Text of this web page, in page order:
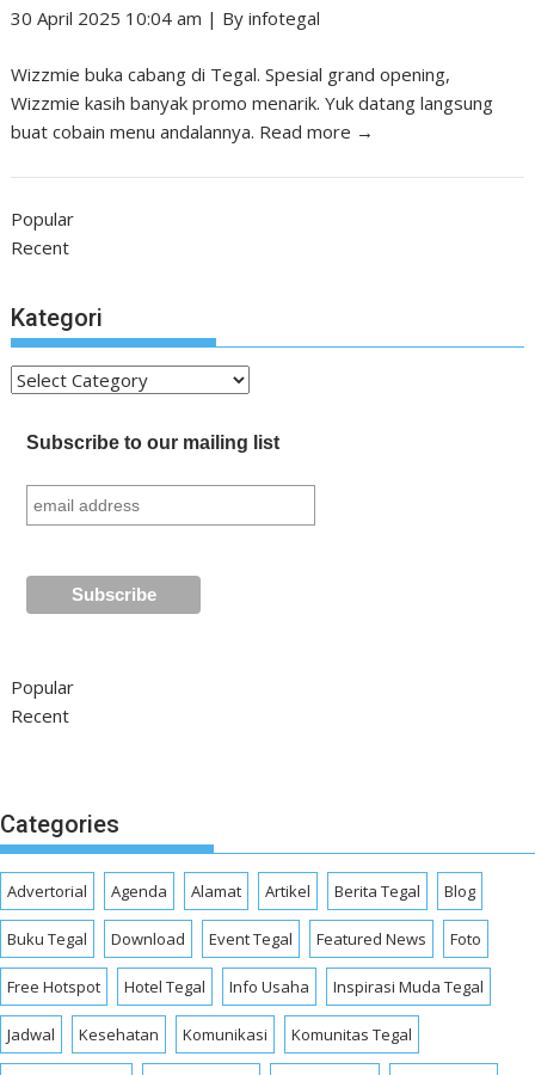
30 April 2025 10:04 am | Byinfotegal
Wizzmie buka cabang di Tegal. Spesial grand opening,
Wizzmie kasih banyak promo menarik. Yuk datang langsung
buat cobain menu andalannya. Read more →
Popular
Recent
Kategori
Kategori
Subscribe to our mailing list
Popular
Recent
Categories
Advertorial Agenda Alamat Artikel Berita Tegal Blog
Buku Tegal Download Event Tegal Featured News Foto
Free Hotspot Hotel Tegal Info Usaha Inspirasi Muda Tegal
Jadwal Kesehatan Komunikasi Komunitas Tegal